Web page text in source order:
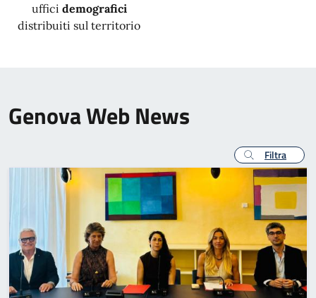
uffici demografici
distribuiti sul territorio
Genova Web News
Filtra